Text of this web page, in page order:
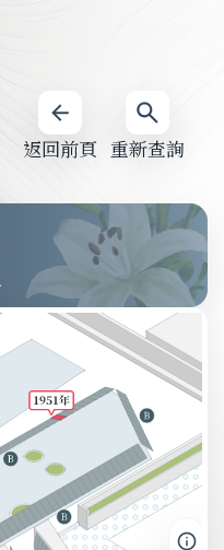
重新查詢
返回前頁